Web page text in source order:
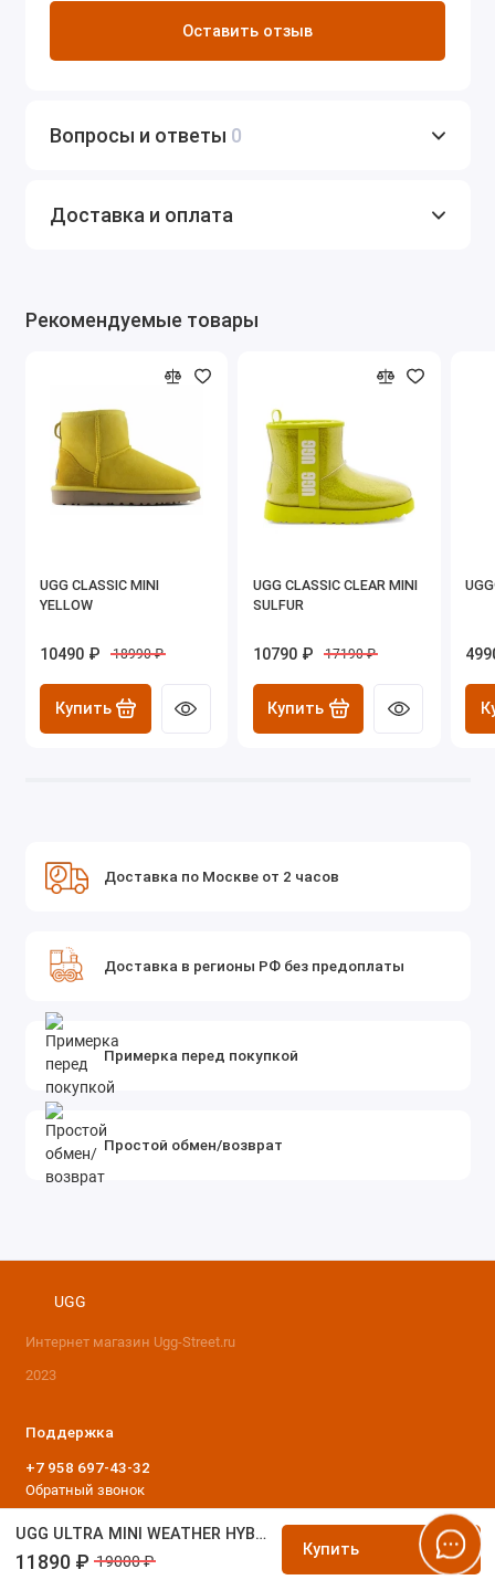
UGG ULTRA MINI WEATHER HYBRID MUSTARD SEED
11890 ₽ 19000 ₽
Купить
Оставить отзыв
Вопросы и ответы 0
Доставка и оплата
Рекомендуемые товары
UGG CLASSIC MINI
YELLOW
10490 ₽ 18990 ₽
Купить
UGG CLASSIC CLEAR MINI
SULFUR
10790 ₽ 17190 ₽
Купить
Доставка по Москве от 2 часов
Доставка в регионы РФ без предоплаты
Примерка перед покупкой
Простой обмен/возврат
UGG
Интернет магазин Ugg-Street.ru
2023
Поддержка
+7 958 697-43-32
Обратный звонок